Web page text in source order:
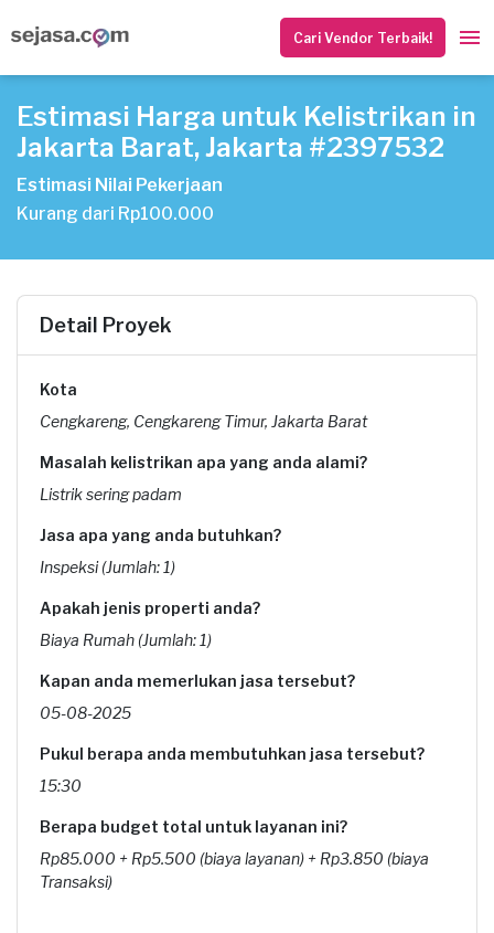
Cari Vendor Terbaik!
Estimasi Harga untuk Kelistrikan in
Jakarta Barat, Jakarta #2397532
Estimasi Nilai Pekerjaan
Kurang dari Rp100.000
Detail Proyek
Kota
Cengkareng, Cengkareng Timur, Jakarta Barat
Masalah kelistrikan apa yang anda alami?
Listrik sering padam
Jasa apa yang anda butuhkan?
Inspeksi (Jumlah: 1)
Apakah jenis properti anda?
Biaya Rumah (Jumlah: 1)
Kapan anda memerlukan jasa tersebut?
05-08-2025
Pukul berapa anda membutuhkan jasa tersebut?
15:30
Berapa budget total untuk layanan ini?
Rp85.000 + Rp5.500 (biaya layanan) + Rp3.850 (biaya
Transaksi)